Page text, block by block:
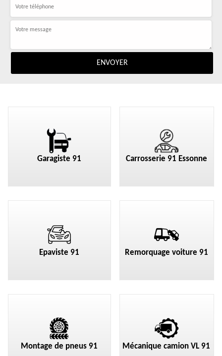
Garagiste 91 Carrosserie 91 Essonne
Epaviste 91 Remorquage voiture 91
Montage de pneus 91 Mécanique camion VL 91